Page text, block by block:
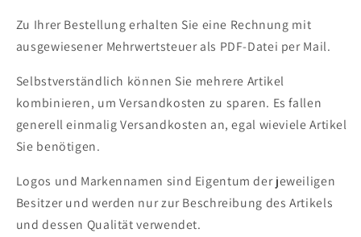
Zu Ihrer Bestellung erhalten Sie eine Rechnung mit
ausgewiesener Mehrwertsteuer als PDF-Datei per Mail.
Selbstverständlich können Sie mehrere Artikel
kombinieren, um Versandkosten zu sparen. Es fallen
generell einmalig Versandkosten an, egal wieviele Artikel
Sie benötigen.
Logos und Markennamen sind Eigentum der jeweiligen
Besitzer und werden nur zur Beschreibung des Artikels
und dessen Qualität verwendet.